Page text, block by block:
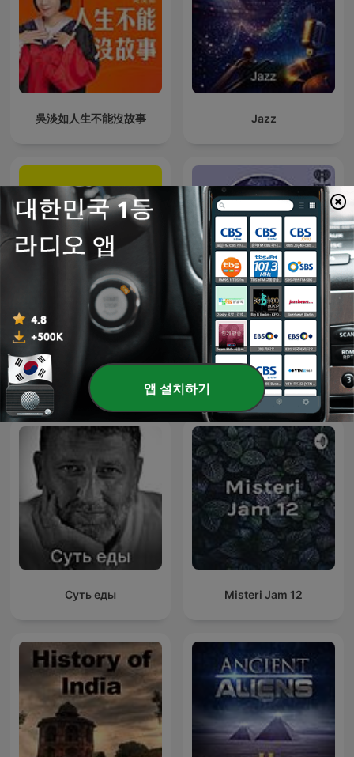
吳淡如人生不能沒故事 Jazz
The China Podcast
Stuff You Missed in
History Class
해외 역사 팟캐스트
Суть еды Misteri Jam 12
앱 설치하기